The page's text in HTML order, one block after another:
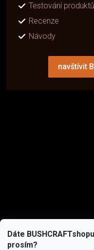
Dáte
prosím?
Testování produktů
Recenze
Návody
navštívit